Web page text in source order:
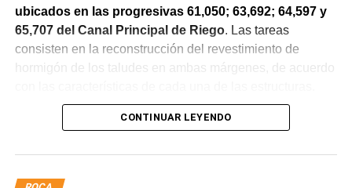
ubicados en las progresivas 61,050; 63,692; 64,597 y
65,707 del Canal Principal de Riego. Las tareas
consisten en la reconstrucción del revestimiento de
hormigón de los taludes en ambas márgenes, de acuerdo
La obra incluye la demolición de losas deterioradas, la
requieren, la ejecución de un nuevo revestimiento de
hormigón reforzado con malla de acero y el sellado de
CONTINUAR LEYENDO